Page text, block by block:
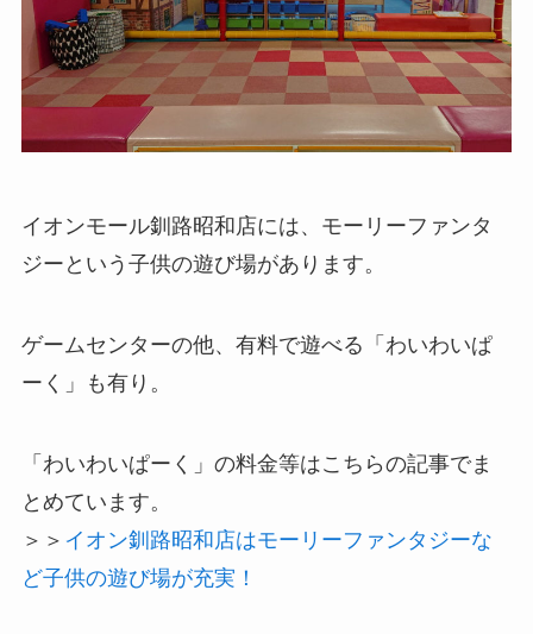
イオンモール釧路昭和店には、モーリーファンタ
ジーという子供の遊び場があります。
ゲームセンターの他、有料で遊べる「わいわいぱ
ーく」も有り。
「わいわいぱーく」の料金等はこちらの記事でま
とめています。
＞＞ イオン釧路昭和店はモーリーファンタジーな
ど子供の遊び場が充実！